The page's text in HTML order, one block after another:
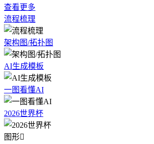
查看更多
流程梳理
架构图/拓扑图
AI生成模板
一图看懂AI
2026世界杯
图形